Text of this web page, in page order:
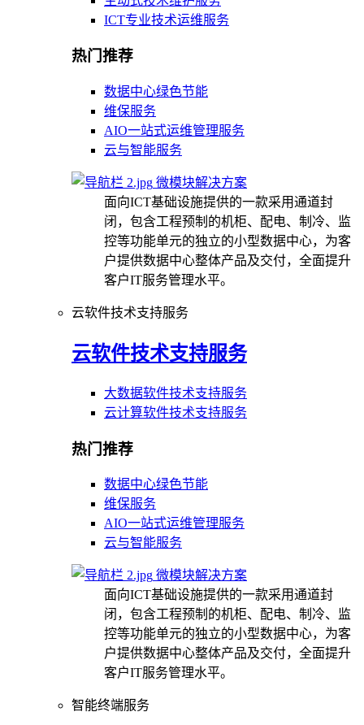
ICT专业技术运维服务
热门推荐
数据中心绿色节能
维保服务
AIO一站式运维管理服务
云与智能服务
微模块解决方案
面向ICT基础设施提供的一款采用通道封
闭，包含工程预制的机柜、配电、制冷、监
控等功能单元的独立的小型数据中心，为客
户提供数据中心整体产品及交付，全面提升
客户IT服务管理水平。
云软件技术支持服务
云软件技术支持服务
大数据软件技术支持服务
云计算软件技术支持服务
热门推荐
数据中心绿色节能
维保服务
AIO一站式运维管理服务
云与智能服务
微模块解决方案
面向ICT基础设施提供的一款采用通道封
闭，包含工程预制的机柜、配电、制冷、监
控等功能单元的独立的小型数据中心，为客
户提供数据中心整体产品及交付，全面提升
客户IT服务管理水平。
智能终端服务